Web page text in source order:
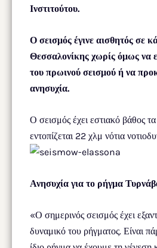
Ινστιτούτου.
Ο σεισμός έγινε αισθητός σε
Θεσσαλονίκης χωρίς όμως να
του πρωινού σεισμού ή να
ανησυχία.
Ο σεισμός έχει εστιακό βάθος
εντοπίζεται 22 χλμ νότια
Ανησυχία για το ρήγμα
«Ο σημερινός σεισμός έχει
δυναμικό του ρήγματος. Είναι